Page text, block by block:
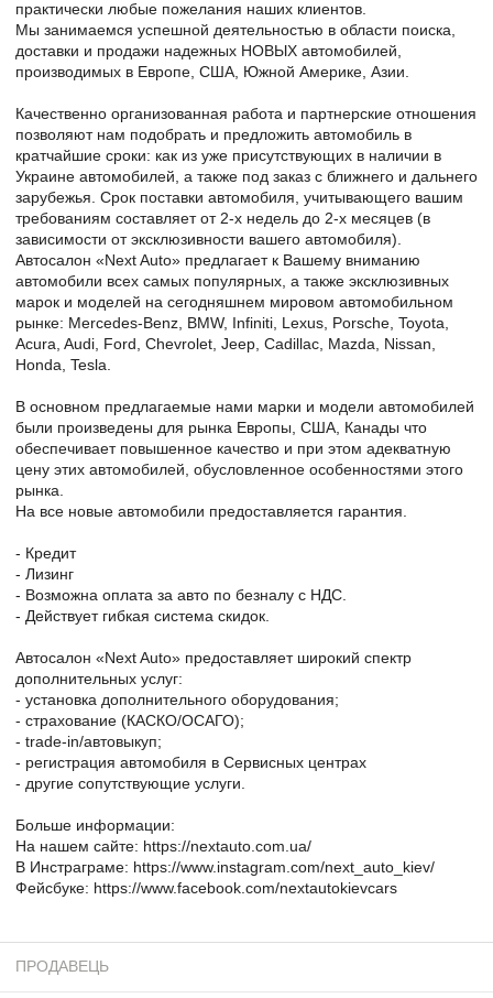
практически любые пожелания наших клиентов.
Мы занимаемся успешной деятельностью в области поиска,
доставки и продажи надежных НОВЫХ автомобилей,
производимых в Европе, США, Южной Америке, Азии.
Качественно организованная работа и партнерские отношения
позволяют нам подобрать и предложить автомобиль в
кратчайшие сроки: как из уже присутствующих в наличии в
Украине автомобилей, а также под заказ с ближнего и дальнего
зарубежья. Срок поставки автомобиля, учитывающего вашим
требованиям составляет от 2-х недель до 2-х месяцев (в
зависимости от эксклюзивности вашего автомобиля).
Автосалон «Next Auto» предлагает к Вашему вниманию
автомобили всех самых популярных, а также эксклюзивных
марок и моделей на сегодняшнем мировом автомобильном
рынке: Mercedes-Benz, BMW, Infiniti, Lexus, Porsche, Toyota,
Acura, Audi, Ford, Chevrolet, Jeep, Cadillac, Mazda, Nissan,
Honda, Tesla.
В основном предлагаемые нами марки и модели автомобилей
были произведены для рынка Европы, США, Канады что
обеспечивает повышенное качество и при этом адекватную
цену этих автомобилей, обусловленное особенностями этого
рынка.
На все новые автомобили предоставляется гарантия.
- Кредит
- Лизинг
- Возможна оплата за авто по безналу с НДС.
- Действует гибкая система скидок.
Автосалон «Next Auto» предоставляет широкий спектр
дополнительных услуг:
- установка дополнительного оборудования;
- страхование (КАСКО/ОСАГО);
- trade-in/автовыкуп;
- регистрация автомобиля в Сервисных центрах
- другие сопутствующие услуги.
Больше информации:
На нашем сайте: https://nextauto.com.ua/
В Инстраграме: https://www.instagram.com/next_auto_kiev/
Фейсбуке: https://www.facebook.com/nextautokievcars
ПРОДАВЕЦЬ